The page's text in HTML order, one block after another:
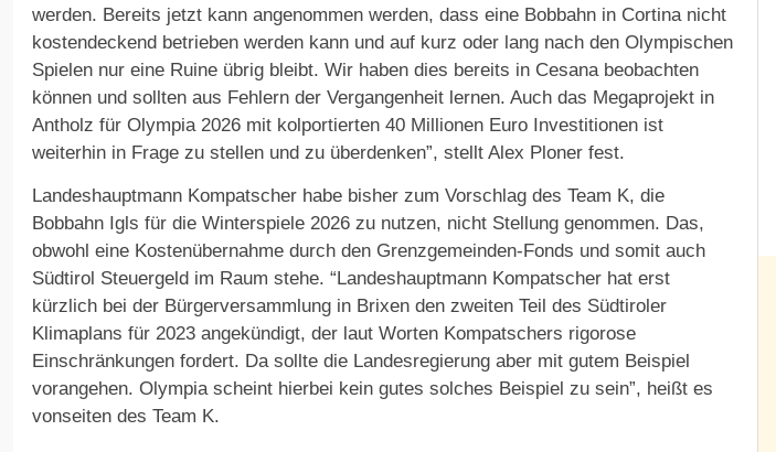
werden. Bereits jetzt kann angenommen werden, dass eine Bobbahn in Cortina nicht
kostendeckend betrieben werden kann und auf kurz oder lang nach den Olympischen
Spielen nur eine Ruine übrig bleibt. Wir haben dies bereits in Cesana beobachten
können und sollten aus Fehlern der Vergangenheit lernen. Auch das Megaprojekt in
Antholz für Olympia 2026 mit kolportierten 40 Millionen Euro Investitionen ist
weiterhin in Frage zu stellen und zu überdenken”, stellt Alex Ploner fest.
Landeshauptmann Kompatscher habe bisher zum Vorschlag des Team K, die
Bobbahn Igls für die Winterspiele 2026 zu nutzen, nicht Stellung genommen. Das,
obwohl eine Kostenübernahme durch den Grenzgemeinden-Fonds und somit auch
Südtirol Steuergeld im Raum stehe. “Landeshauptmann Kompatscher hat erst
kürzlich bei der Bürgerversammlung in Brixen den zweiten Teil des Südtiroler
Klimaplans für 2023 angekündigt, der laut Worten Kompatschers rigorose
Einschränkungen fordert. Da sollte die Landesregierung aber mit gutem Beispiel
vorangehen. Olympia scheint hierbei kein gutes solches Beispiel zu sein”, heißt es
vonseiten des Team K.